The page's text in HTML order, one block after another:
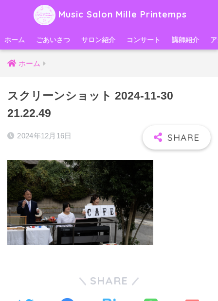
Music Salon Mille Printemps
ホーム ごあいさつ サロン紹介 コンサート 講師紹介
ホーム
スクリーンショット 2024-11-30
21.22.49
2024年12月16日
SHARE